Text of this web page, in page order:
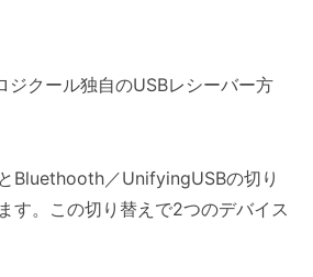
ジクール独自のUSBレシーバー方
Bluethooth／UnifyingUSBの切り
す。この切り替えで2つのデバイス